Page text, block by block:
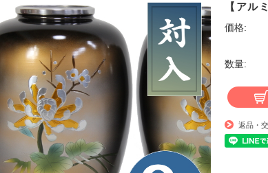
【アル
価格:
数量:
返品・